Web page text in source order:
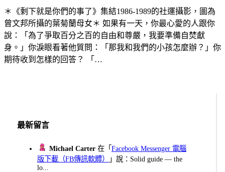
＊《剩下就是你們的事了》集結1986-1989的社運攝影，圖為
曾文邦所攝的葉菊蘭母女＊ 如果有一天，你最心愛的人跟你
說：「為了爭取百分之百的自由和尊嚴，我要準備自焚獻
身。」你淚眼看著他質問：「那我和我們的小孩怎麼辦？」你
期待收到怎樣的回答？ 「…
最新留言
Michael Carter 在「Facebook Messenger 電腦
版下載（FB傳訊軟體）
」說：Solid guide — the
lo...